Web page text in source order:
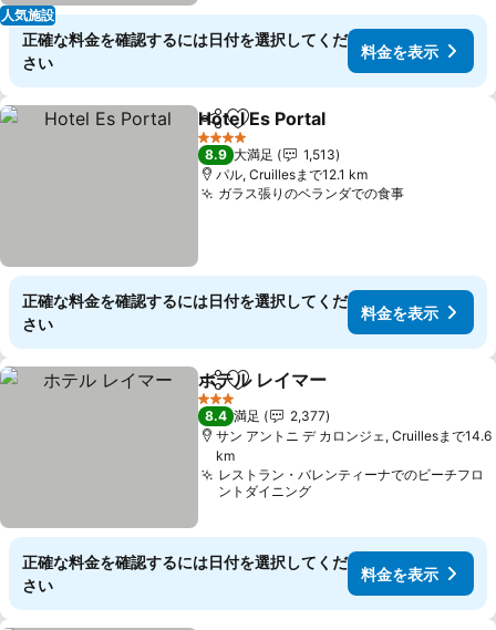
人気施設
正確な料金を確認するには日付を選択してくだ
さい
料金を表示
シェアお気に入りに追加
Hotel Es Portal
4 ホテルのランク
8.9 大満足
1,513
パル, Cruillesまで12.1 km
ガラス張りのベランダでの食事料金を表示
正確な料金を確認するには日付を選択してくだ
さい
料金を表示
シェアお気に入りに追加
ホテル レイマー
3 ホテルのランク
8.4 満足
2,377
サン アントニ デ カロンジェ, Cruillesまで14.6
km
レストラン・バレンティーナでのビーチフロ
ントダイニング
正確な料金を確認するには日付を選択してくだ
さい
料金を表示